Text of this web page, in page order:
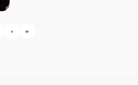
› »